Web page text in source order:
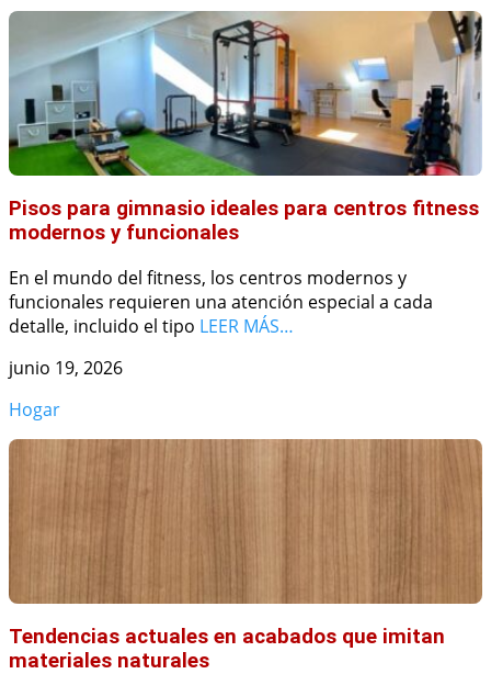
Pisos para gimnasio ideales para centros fitness
modernos y funcionales
En el mundo del fitness, los centros modernos y
funcionales requieren una atención especial a cada
detalle, incluido el tipo LEER MÁS…
junio 19, 2026
Hogar
Tendencias actuales en acabados que imitan
materiales naturales